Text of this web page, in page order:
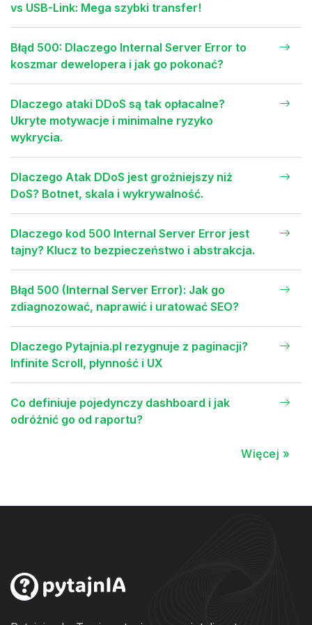
vs USB-Link: Mega szybki transfer!
Błąd 500: Dlaczego Internal Server Error to
koszmar dewelopera i jak go pokonać?
Dlaczego ataki DDoS są tak opłacalne?
Ukryte motywacje i minimalne ryzyko
wykrycia.
Dlaczego Atak DDoS jest groźniejszy niż
DoS? Botnet, skala i wykrywalność.
Dlaczego kod 500 Internal Server Error jest
tajny? Klucz to bezpieczeństwo i abstrakcja.
Błąd 500 (Internal Server Error): Jak go
zdiagnozować, naprawić i uratować SEO?
Dlaczego Pytajnia.pl rezygnuje z paginacji?
Infinite Scroll, płynność i UX
Co definiuje pojedynczy dashboard i jak
odróżnić go od raportu?
Więcej »